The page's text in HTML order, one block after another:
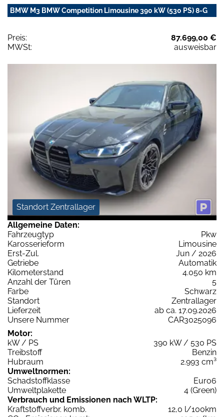
BMW M3 BMW Competition Limousine 390 kW (530 PS) 8-G
Preis:
87.699,00 €
MWSt:
ausweisbar
Standort Zentrallager
Allgemeine Daten:
Fahrzeugtyp
Pkw
Karosserieform
Limousine
Erst-Zul.
Jun / 2026
Getriebe
Automatik
Kilometerstand
4.050 km
Anzahl der Türen
5
Farbe
Schwarz
Standort
Zentrallager
Lieferzeit
ab ca. 17.09.2026
Unsere Nummer
CAR3025096
Motor:
kW / PS
390 kW / 530 PS
Treibstoff
Benzin
Hubraum
2.993 cm³
Umweltnormen:
Schadstoffklasse
Euro6
Umweltplakette
4 (Green)
Verbrauch und Emissionen nach WLTP:
Kraftstoffverbr. komb.
12,0 l/100km